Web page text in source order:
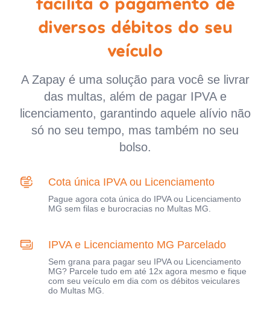
diversos débitos do seu
veículo
A Zapay é uma solução para você se livrar
das multas, além de pagar IPVA e
licenciamento, garantindo aquele alívio não
só no seu tempo, mas também no seu
bolso.
Cota única IPVA ou Licenciamento
Pague agora cota única do IPVA ou Licenciamento
MG sem filas e burocracias no Multas MG.
IPVA e Licenciamento MG Parcelado
Sem grana para pagar seu IPVA ou Licenciamento
MG? Parcele tudo em até 12x agora mesmo e fique
com seu veículo em dia com os débitos veiculares
do Multas MG.